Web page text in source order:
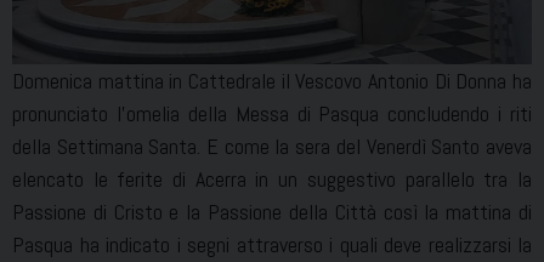
Domenica mattina in Cattedrale il Vescovo Antonio Di Donna ha
pronunciato l’omelia della Messa di Pasqua concludendo i riti
della Settimana Santa. E come la sera del Venerdì Santo aveva
elencato le ferite di Acerra in un suggestivo parallelo tra la
Passione di Cristo e la Passione della Città così la mattina di
Pasqua ha indicato i segni attraverso i quali deve realizzarsi la